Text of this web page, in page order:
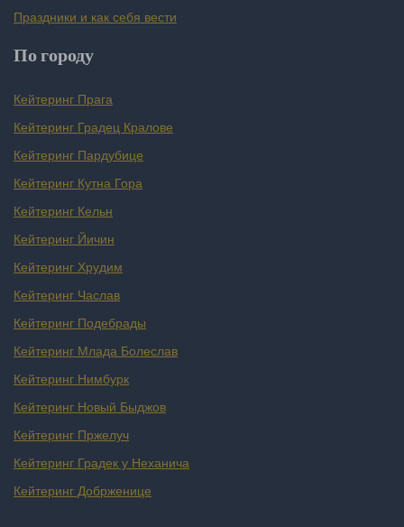
Праздники и как себя вести
По городу
Кейтеринг Прага
Кейтеринг Градец Кралове
Кейтеринг Пардубице
Кейтеринг Кутна Гора
Кейтеринг Кельн
Кейтеринг Йичин
Кейтеринг Хрудим
Кейтеринг Часлав
Кейтеринг Подебрады
Кейтеринг Млада Болеслав
Кейтеринг Нимбурк
Кейтеринг Новый Быджов
Кейтеринг Пржелуч
Кейтеринг Градек у Неханича
Кейтеринг Добрженице